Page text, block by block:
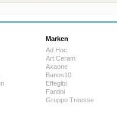
Marken
Ad Hoc
Art Ceram
Axaone
Banos10
Effegibi
Fantini
Gruppo Treesse